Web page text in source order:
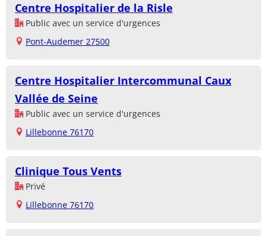
Centre Hospitalier de la Risle
Public avec un service d'urgences
Pont-Audemer 27500
Centre Hospitalier Intercommunal Caux
Vallée de Seine
Public avec un service d'urgences
Lillebonne 76170
Clinique Tous Vents
Privé
Lillebonne 76170